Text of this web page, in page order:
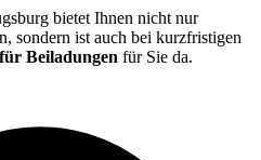
bietet Ihnen nicht nur
sondern ist auch bei kurzfristigen
Beiladungen für Sie da.